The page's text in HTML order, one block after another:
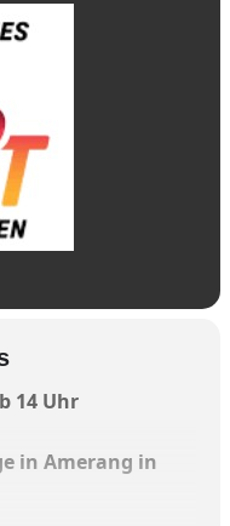
14 Uhr
in Amerang in